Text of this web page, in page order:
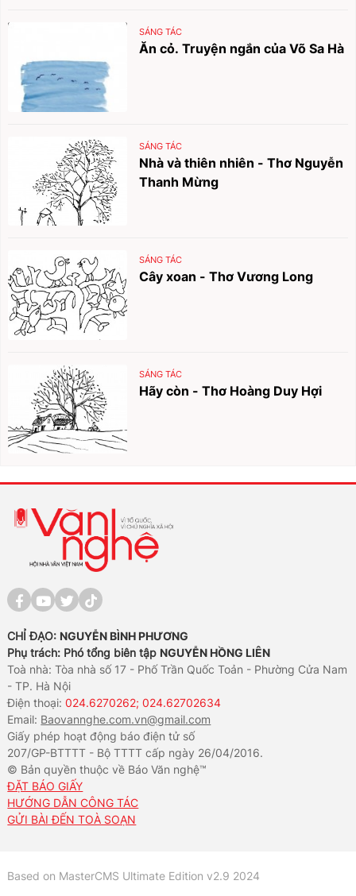
SÁNG TÁC
Ăn cỏ. Truyện ngắn của Võ Sa Hà
SÁNG TÁC
Nhà và thiên nhiên - Thơ Nguyễn
Thanh Mừng
SÁNG TÁC
Cây xoan - Thơ Vương Long
SÁNG TÁC
Hãy còn - Thơ Hoàng Duy Hợi
CHỈ ĐẠO: NGUYỄN BÌNH PHƯƠNG
Phụ trách: Phó tổng biên tập NGUYỄN HỒNG LIÊN
Toà nhà: Tòa nhà số 17 - Phố Trần Quốc Toản - Phường Cửa Nam
- TP. Hà Nội
Điện thoại:024.6270262; 024.62702634
Email: Baovannghe.com.vn@gmail.com
Giấy phép hoạt động báo điện tử số
207/GP-BTTTT - Bộ TTTT cấp ngày 26/04/2016.
© Bản quyền thuộc về Báo Văn nghệ™
ĐẶT BÁO GIẤY
HƯỚNG DẪN CÔNG TÁC
GỬI BÀI ĐẾN TOÀ SOẠN
Based on MasterCMS Ultimate Edition v2.9 2024